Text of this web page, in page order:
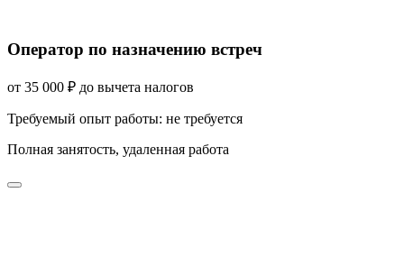
Оператор по назначению встреч
от 35 000 ₽ до вычета налогов
Требуемый опыт работы: не требуется
Полная занятость, удаленная работа